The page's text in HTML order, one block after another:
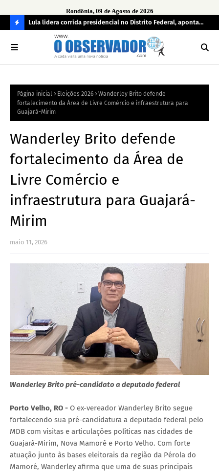
Rondônia, 09 de Agosto de 2026
O
R
A
Lula lidera corrida presidencial no Distrito Federal, aponta
pesquisa; Flávio Bolsonaro aparece em segundo
Página inicial Eleições 2026
Wanderley Brito defende
fortalecimento da Área de Livre Comércio e infraestrutura para
Guajará-Mirim
Wanderley Brito defende
fortalecimento da Área de
Livre Comércio e
infraestrutura para Guajará-
Mirim
maio 11, 2026
Wanderley Brito pré-candidato a deputado federal
Porto Velho, RO - O ex-vereador Wanderley Brito segue
fortalecendo sua pré-candidatura a deputado federal pelo
MDB com visitas e articulações políticas nas cidades de
Guajará-Mirim, Nova Mamoré e Porto Velho. Com forte
atuação junto às bases eleitorais da região da Pérola do
Mamoré, Wanderley afirma que uma de suas principais